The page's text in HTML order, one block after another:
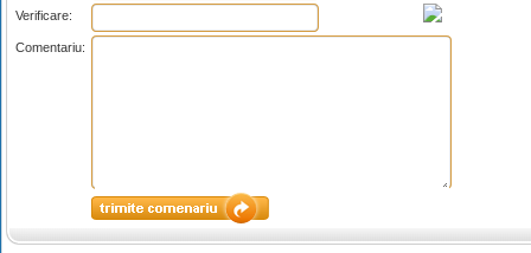
Verificare:
Comentariu: